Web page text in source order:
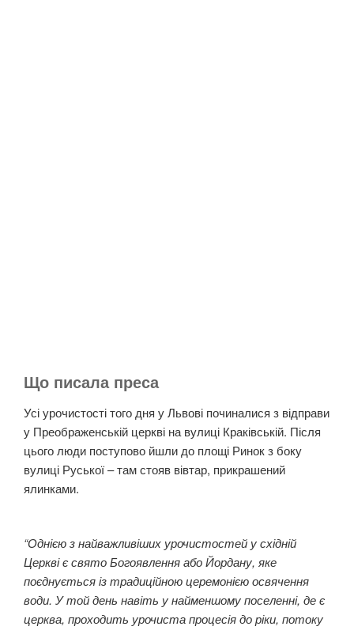
Що писала преса
Усі урочистості того дня у Львові починалися з відправи
у Преображенській церкві на вулиці Краківській. Після
цього люди поступово йшли до площі Ринок з боку
вулиці Руської – там стояв вівтар, прикрашений
ялинками.
“Однією з найважливіших урочистостей у східній
Церкві є свято Богоявлення або Йордану, яке
поєднується із традиційною церемонією освячення
води. У той день навіть у найменшому поселенні, де є
церква, проходить урочиста процесія до ріки, потоку